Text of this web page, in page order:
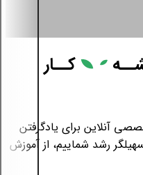
کــار
آنلاین برای یادگرفتن
رشد شماییم، از آموزش